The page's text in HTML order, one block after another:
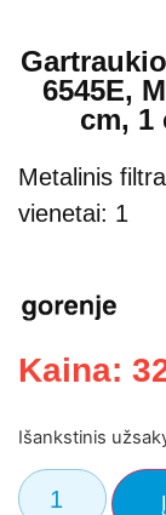
6545E,
cm, 1
Metalinis
vienetai: 1
Kaina:
Išankstinis